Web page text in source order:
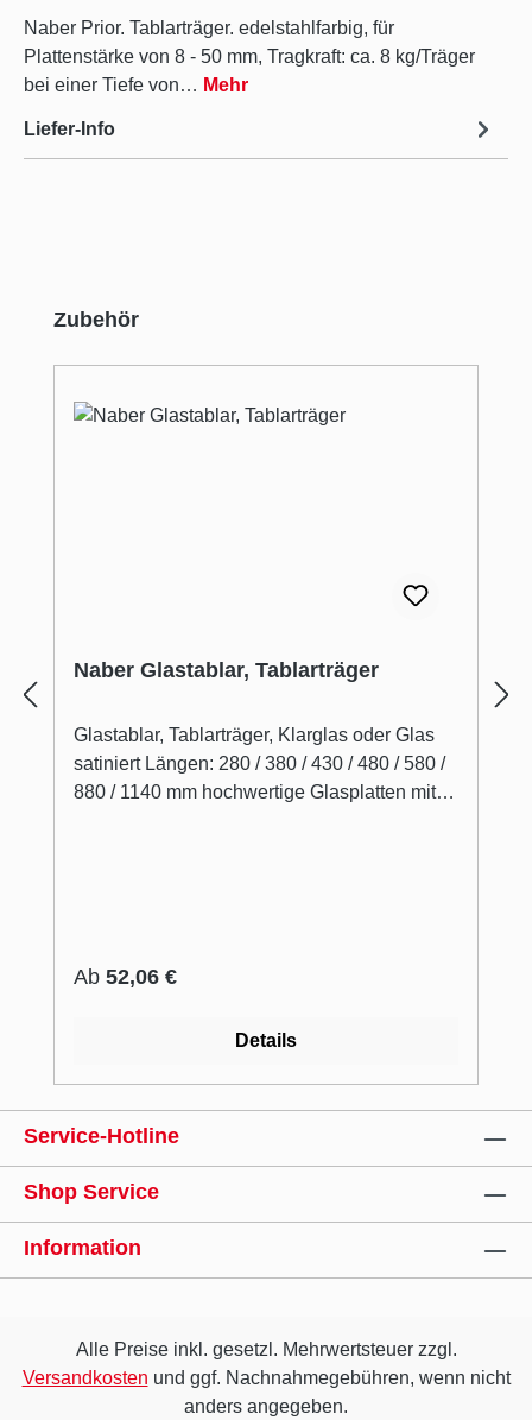
Naber Prior. Tablarträger. edelstahlfarbig, für
Plattenstärke von 8 - 50 mm, Tragkraft: ca. 8 kg/Träger
bei einer Tiefe von… Mehr
Liefer-Info
Produktgalerie überspringen
Zubehör
Naber Glastablar, Tablarträger
Glastablar, Tablarträger, Klarglas oder Glas
satiniert Längen: 280 / 380 / 430 / 480 / 580 /
880 / 1140 mm hochwertige Glasplatten mit
Regulärer Preis:
Ab 52,06 €
Details
Service-Hotline
Shop Service
Information
Alle Preise inkl. gesetzl. Mehrwertsteuer zzgl.
Versandkosten und ggf. Nachnahmegebühren, wenn nicht
anders angegeben.